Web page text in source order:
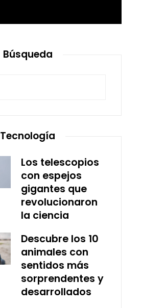
Búsqueda
Tecnología
Los telescopios
con espejos
gigantes que
revolucionaron
la ciencia
Descubre los 10
animales con
sentidos más
sorprendentes y
desarrollados